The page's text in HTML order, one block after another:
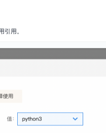
用。